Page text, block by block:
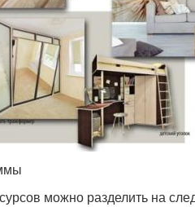
можно разделить на